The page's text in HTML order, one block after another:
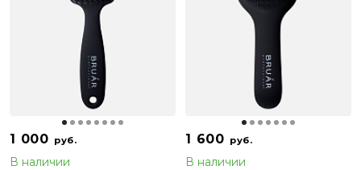
1 000 руб.
В наличии
1 600 руб.
В наличии